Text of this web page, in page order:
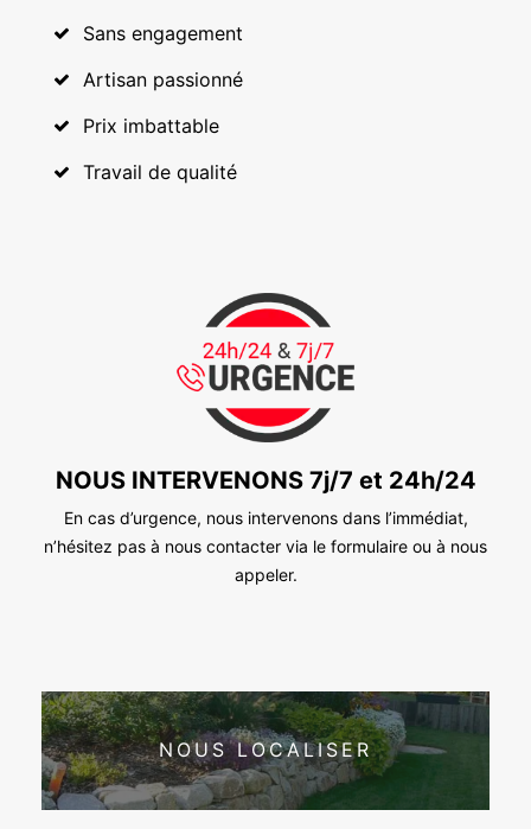
Sans engagement
Artisan passionné
Prix imbattable
Travail de qualité
NOUS INTERVENONS 7j/7 et 24h/24
En cas d’urgence, nous intervenons dans l’immédiat,
n’hésitez pas à nous contacter via le formulaire ou à nous
appeler.
NOUS LOCALISER